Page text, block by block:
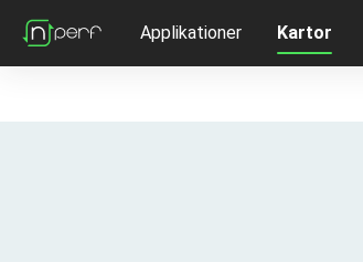
Applikationer Kartor